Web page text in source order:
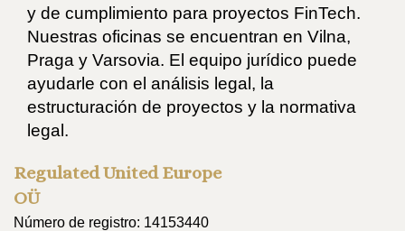
y de cumplimiento para proyectos FinTech.
Nuestras oficinas se encuentran en Vilna,
Praga y Varsovia. El equipo jurídico puede
ayudarle con el análisis legal, la
estructuración de proyectos y la normativa
legal.
Regulated United Europe
OÜ
Número de registro: 14153440